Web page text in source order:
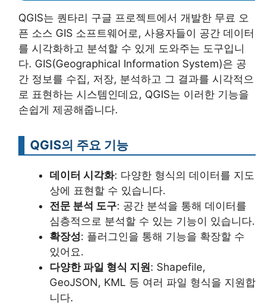
QGIS는 퀀타리 구글 프로젝트에서 개발한 무료 오
픈 소스 GIS 소프트웨어로, 사용자들이 공간 데이터
를 시각화하고 분석할 수 있게 도와주는 도구입니
다. GIS(Geographical Information System)은 공
간 정보를 수집, 저장, 분석하고 그 결과를 시각적으
로 표현하는 시스템인데요, QGIS는 이러한 기능을
손쉽게 제공해줍니다.
QGIS의 주요 기능
데이터 시각화: 다양한 형식의 데이터를 지도
상에 표현할 수 있습니다.
전문 분석 도구: 공간 분석을 통해 데이터를
심층적으로 분석할 수 있는 기능이 있습니다.
확장성: 플러그인을 통해 기능을 확장할 수
있어요.
다양한 파일 형식 지원: Shapefile,
GeoJSON, KML 등 여러 파일 형식을 지원합
니다.